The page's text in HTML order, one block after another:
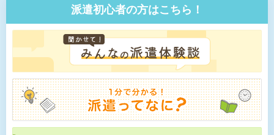
派遣初心者の方はこちら！